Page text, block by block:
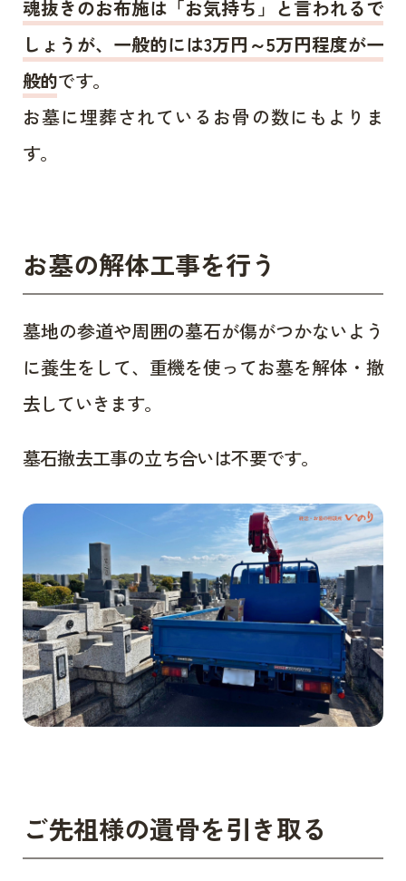
魂抜きのお布施は「お気持ち」と言われるで
しょうが、一般的には3万円～5万円程度が一
般的です。
お墓に埋葬されているお骨の数にもよりま
す。
お墓の解体工事を行う
墓地の参道や周囲の墓石が傷がつかないよう
に養生をして、重機を使ってお墓を解体・撤
去していきます。
墓石撤去工事の立ち合いは不要です。
ご先祖様の遺骨を引き取る